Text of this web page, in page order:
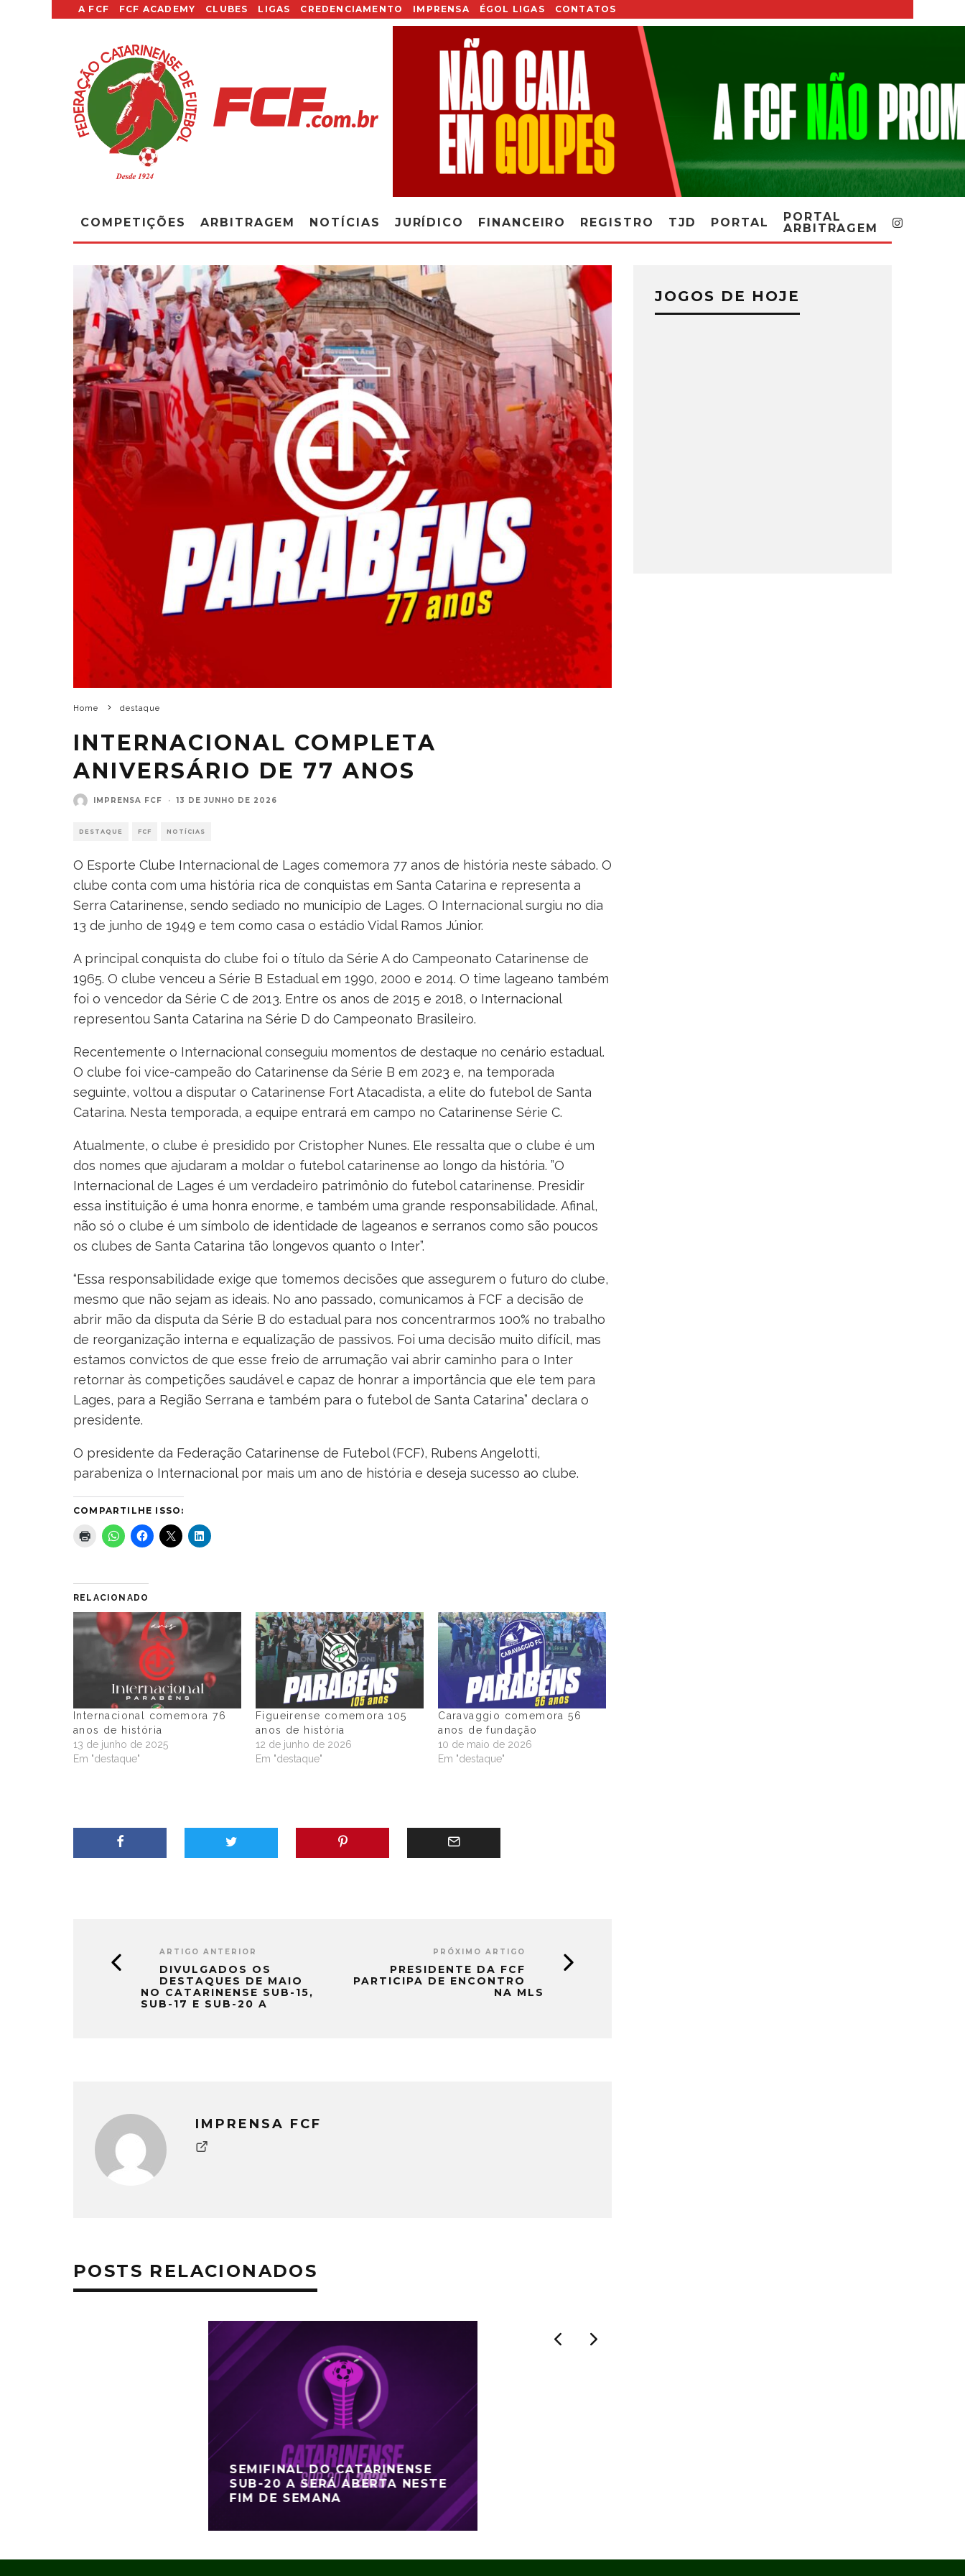
A FCF FCF ACADEMY CLUBES LIGAS CREDENCIAMENTO IMPRENSA ÉGOL LIGAS CONTATOS
COMPETIÇÕES ARBITRAGEM NOTÍCIAS JURÍDICO FINANCEIRO REGISTRO TJD PORTAL
PORTAL
ARBITRAGEM
Home destaque
INTERNACIONAL COMPLETA
ANIVERSÁRIO DE 77 ANOS
IMPRENSA FCF · 13 DE JUNHO DE 2026
DESTAQUE FCF NOTÍCIAS
O Esporte Clube Internacional de Lages comemora 77 anos de história neste sábado. O
clube conta com uma história rica de conquistas em Santa Catarina e representa a
Serra Catarinense, sendo sediado no município de Lages. O Internacional surgiu no dia
13 de junho de 1949 e tem como casa o estádio Vidal Ramos Júnior.
A principal conquista do clube foi o título da Série A do Campeonato Catarinense de
1965. O clube venceu a Série B Estadual em 1990, 2000 e 2014. O time lageano também
foi o vencedor da Série C de 2013. Entre os anos de 2015 e 2018, o Internacional
representou Santa Catarina na Série D do Campeonato Brasileiro.
Recentemente o Internacional conseguiu momentos de destaque no cenário estadual.
O clube foi vice-campeão do Catarinense da Série B em 2023 e, na temporada
seguinte, voltou a disputar o Catarinense Fort Atacadista, a elite do futebol de Santa
Catarina. Nesta temporada, a equipe entrará em campo no Catarinense Série C.
Atualmente, o clube é presidido por Cristopher Nunes. Ele ressalta que o clube é um
dos nomes que ajudaram a moldar o futebol catarinense ao longo da história. ”O
Internacional de Lages é um verdadeiro patrimônio do futebol catarinense. Presidir
essa instituição é uma honra enorme, e também uma grande responsabilidade. Afinal,
não só o clube é um símbolo de identidade de lageanos e serranos como são poucos
os clubes de Santa Catarina tão longevos quanto o Inter”.
“Essa responsabilidade exige que tomemos decisões que assegurem o futuro do clube,
mesmo que não sejam as ideais. No ano passado, comunicamos à FCF a decisão de
abrir mão da disputa da Série B do estadual para nos concentrarmos 100% no trabalho
de reorganização interna e equalização de passivos. Foi uma decisão muito difícil, mas
estamos convictos de que esse freio de arrumação vai abrir caminho para o Inter
retornar às competições saudável e capaz de honrar a importância que ele tem para
Lages, para a Região Serrana e também para o futebol de Santa Catarina” declara o
presidente.
O presidente da Federação Catarinense de Futebol (FCF), Rubens Angelotti,
parabeniza o Internacional por mais um ano de história e deseja sucesso ao clube.
COMPARTILHE ISSO:
RELACIONADO
Internacional comemora 76
anos de história
13 de junho de 2025
Em "destaque"
Figueirense comemora 105
anos de história
12 de junho de 2026
Em "destaque"
Caravaggio comemora 56
anos de fundação
10 de maio de 2026
Em "destaque"
ARTIGO ANTERIOR
DIVULGADOS OS
DESTAQUES DE MAIO
NO CATARINENSE SUB-15,
SUB-17 E SUB-20 A
PRÓXIMO ARTIGO
PRESIDENTE DA FCF
PARTICIPA DE ENCONTRO
NA MLS
IMPRENSA FCF
POSTS RELACIONADOS
SEMIFINAL DO CATARINENSE
SUB-20 A SERÁ ABERTA NESTE
FIM DE SEMANA
JOGOS DE HOJE